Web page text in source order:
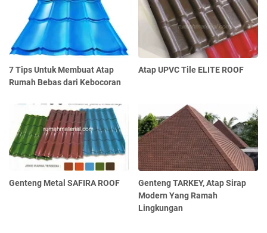
7 Tips Untuk Membuat Atap
Rumah Bebas dari Kebocoran
Atap UPVC Tile ELITE ROOF
Genteng Metal SAFIRA ROOF
Genteng TARKEY, Atap Sirap
Modern Yang Ramah
Lingkungan